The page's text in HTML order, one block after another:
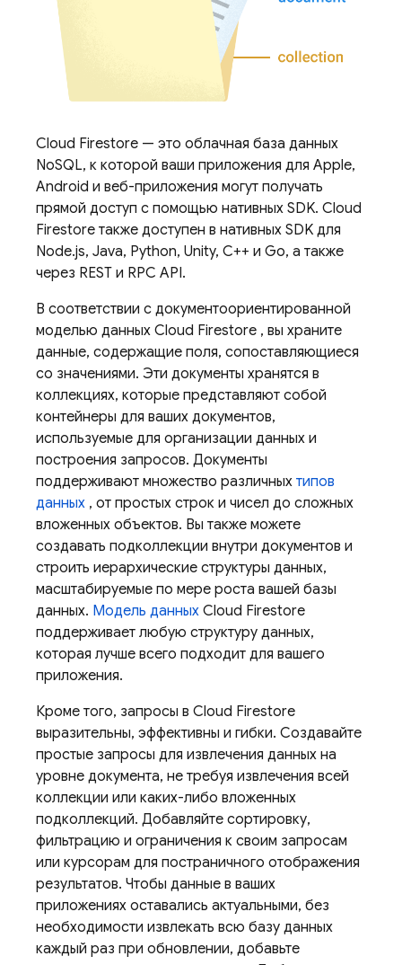
Cloud Firestore — это облачная база данных
NoSQL, к которой ваши приложения для Apple,
Android и веб-приложения могут получать
прямой доступ с помощью нативных SDK. Cloud
Firestore также доступен в нативных SDK для
Node.js, Java, Python, Unity, C++ и Go, а также
через REST и RPC API.
В соответствии с документоориентированной
моделью данных Cloud Firestore , вы храните
данные, содержащие поля, сопоставляющиеся
со значениями. Эти документы хранятся в
коллекциях, которые представляют собой
контейнеры для ваших документов,
используемые для организации данных и
построения запросов. Документы
поддерживают множество различных типов
данных , от простых строк и чисел до сложных
вложенных объектов. Вы также можете
создавать подколлекции внутри документов и
строить иерархические структуры данных,
масштабируемые по мере роста вашей базы
данных. Модель данных Cloud Firestore
поддерживает любую структуру данных,
которая лучше всего подходит для вашего
приложения.
Кроме того, запросы в Cloud Firestore
выразительны, эффективны и гибки. Создавайте
простые запросы для извлечения данных на
уровне документа, не требуя извлечения всей
коллекции или каких-либо вложенных
подколлекций. Добавляйте сортировку,
фильтрацию и ограничения к своим запросам
или курсорам для постраничного отображения
результатов. Чтобы данные в ваших
приложениях оставались актуальными, без
необходимости извлекать всю базу данных
каждый раз при обновлении, добавьте